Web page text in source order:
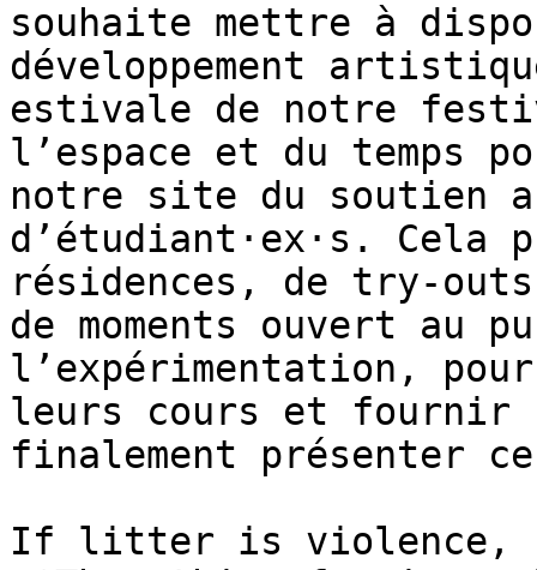
souhaite mettre à
développement
estivale de notre
l’espace et du temps
notre site du soutien
d’étudiant·ex·s. Cela
résidences, de try-
de moments ouvert au
l’expérimentation,
leurs cours et fournir
finalement présenter
If litter is violence,